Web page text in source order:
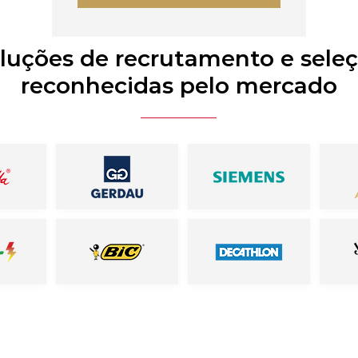
de recrutamento e
reconhecidas pelo mercado